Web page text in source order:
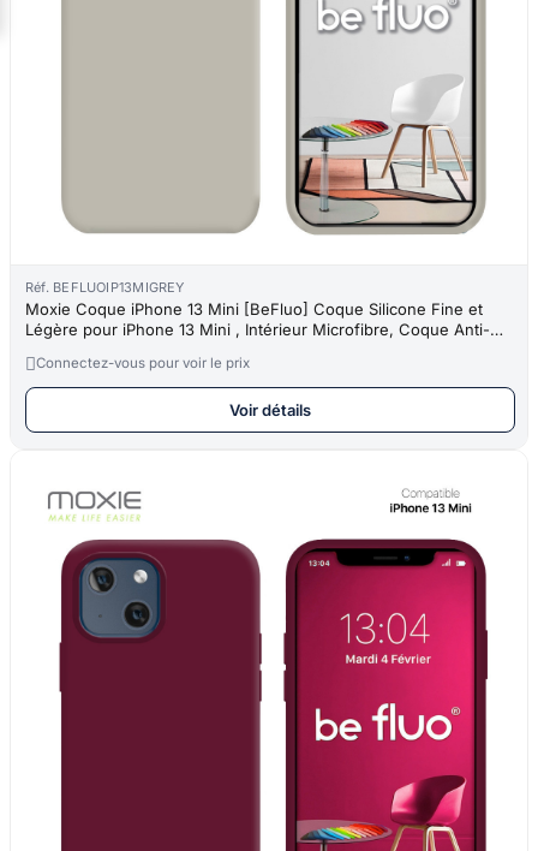
Réf. BEFLUOIP13MIGREY
Moxie Coque iPhone 13 Mini [BeFluo] Coque Silicone Fine et
Légère pour iPhone 13 Mini , Intérieur Microfibre, Coque Anti-
Connectez-vous pour voir le prix
Voir détails